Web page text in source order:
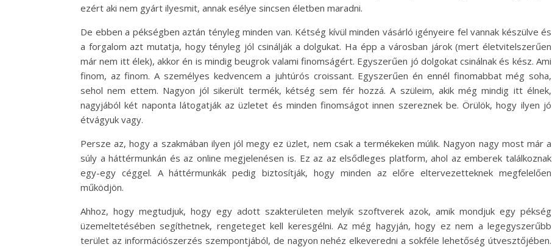
ezért aki nem gyárt ilyesmit, annak esélye sincsen életben maradni.
De ebben a pékségben aztán tényleg minden van. Kétség kívül minden vásárló igényeire fel vannak készülve és
a forgalom azt mutatja, hogy tényleg jól csinálják a dolgukat. Ha épp a városban járok (mert életvitelszerűen
már nem itt élek), akkor én is mindig beugrok valami finomságért. Egyszerűen jó dolgokat csinálnak és kész. Ami
finom, az finom. A személyes kedvencem a juhtúrós croissant. Egyszerűen én ennél finomabbat még soha,
sehol nem ettem. Nagyon jól sikerült termék, kétség sem fér hozzá. A szüleim, akik még mindig itt élnek,
nagyjából két naponta látogatják az üzletet és minden finomságot innen szereznek be. Örülök, hogy ilyen jó
étvágyuk vagy.
Persze az, hogy a szakmában ilyen jól megy ez üzlet, nem csak a termékeken múlik. Nagyon nagy most már a
súly a háttérmunkán és az online megjelenésen is. Ez az az elsődleges platform, ahol az emberek találkoznak
egy-egy céggel. A háttérmunkák pedig biztosítják, hogy minden az előre eltervezetteknek megfelelően
működjön.
Ahhoz, hogy megtudjuk, hogy egy adott szakterületen melyik szoftverek azok, amik mondjuk egy pékség
üzemeltetésében segíthetnek, rengeteget kell keresgélni. Az még hagyján, hogy ez nem a legegyszerűbb
terület az információszerzés szempontjából, de nagyon nehéz elkeveredni a sokféle lehetőség útvesztőjében.